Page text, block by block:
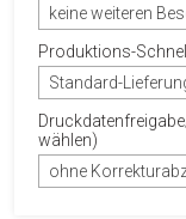
keine weiteren
Produktions-
Standard-
wählen)
ohne